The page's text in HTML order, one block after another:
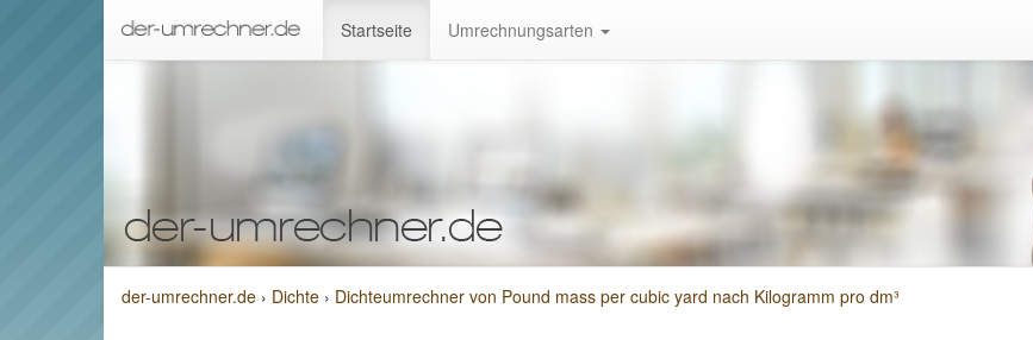
Startseite Umrechnungsarten
der-umrechner.de › Dichte › Dichteumrechner von Pound mass per cubic yard nach Kilogramm pro dm³